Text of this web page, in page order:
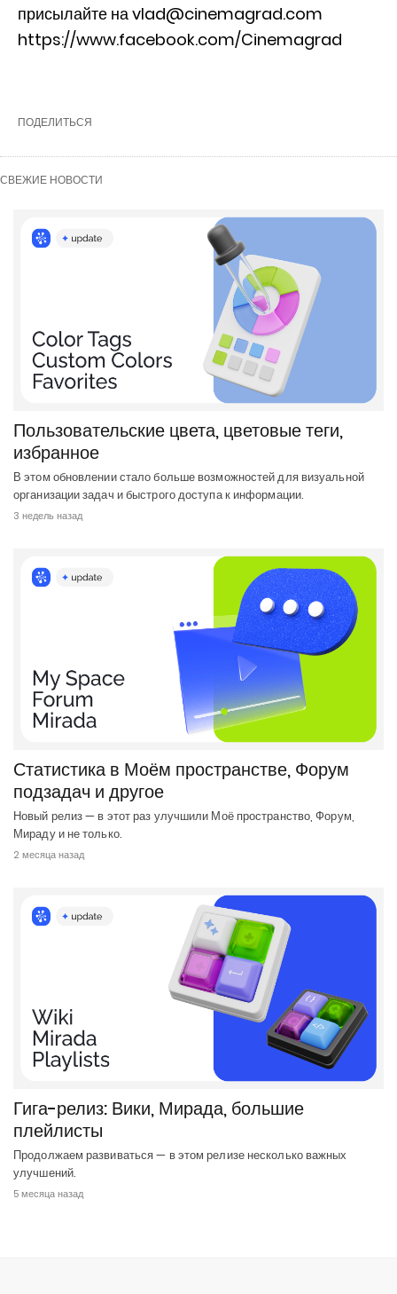
присылайте на vlad@cinemagrad.com
https://www.facebook.com/Cinemagrad
ПОДЕЛИТЬСЯ
СВЕЖИЕ НОВОСТИ
Пользовательские цвета, цветовые теги,
избранное
В этом обновлении стало больше возможностей для визуальной
организации задач и быстрого доступа к информации.
3 недель назад
Статистика в Моём пространстве, Форум
подзадач и другое
Новый релиз — в этот раз улучшили Моё пространство, Форум,
Мираду и не только.
2 месяца назад
Гига-релиз: Вики, Мирада, большие
плейлисты
Продолжаем развиваться — в этом релизе несколько важных
улучшений.
5 месяца назад